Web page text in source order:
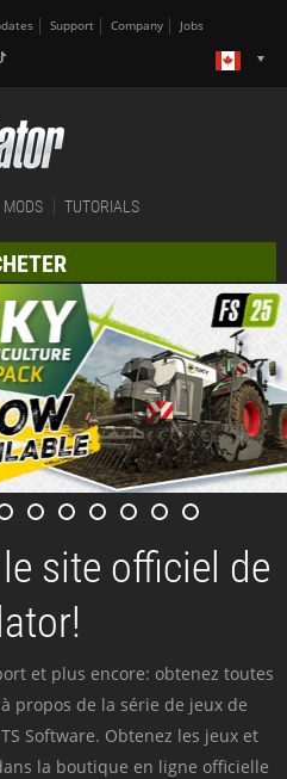
Support Company Jobs
MODS TUTORIALS
site officiel de
et plus encore: obtenez toutes
propos de la série de jeux de
Software. Obtenez les jeux et
la boutique en ligne officielle